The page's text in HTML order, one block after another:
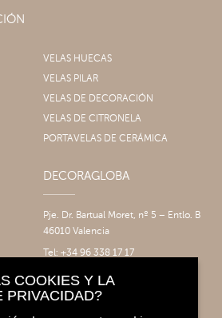
VELAS HUECAS
VELAS PILAR
VELAS DE DECORACIÓN
VELAS DE CITRONELA
PORTAVELAS DE CERÁMICA
DECORAGLOBA
Pje. Dr. Bartual Moret, nº 5 – Entlo. B
46010 Valencia
Tel: +34 96 338 17 17
info@decoragloba.com
COOKIES Y LA
PRIVACIDAD?